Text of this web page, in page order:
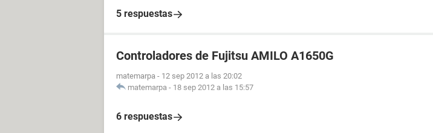
5 respuestas
Controladores de Fujitsu AMILO A1650G
matemarpa - 12 sep 2012 a las 20:02
matemarpa - 18 sep 2012 a las 15:57
6 respuestas